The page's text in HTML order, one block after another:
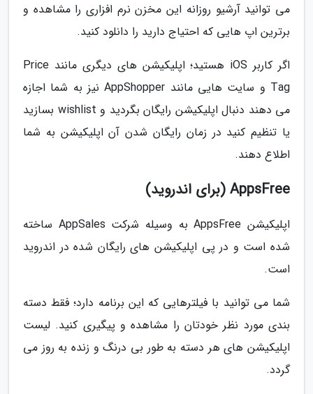
می توانید آرشیو روزانه این مخزن نرم افزاری را مشاهده و
برترین اپ هایی که احتیاج دارید را دانلود کنید.
اگر کاربر iOS هستید؛ اپلیکیشن های دیگری مانند Price
Tag و سایت هایی مانند AppShopper نیز به شما اجازه
می دهند دنبال اپلیکیشن رایگان بگردید و wishlist بسازید
یا تنظیم کنید در زمان رایگان شدن آن اپلیکیشن به شما
اطلاع دهند.
AppsFree (برای اندروید)
اپلیکیشن AppsFree به وسیله شرکت AppSales ساخته
شده است و در پی اپلیکیشن های رایگان شده در اندروید
است.
شما می توانید با فیلترهایی که این برنامه دارد؛ فقط دسته
بندی مورد نظر خودتان را مشاهده و پیگیری کنید. لیست
اپلیکیشن های هر دسته به طور بی درنگ و زنده به روز می
گردد.